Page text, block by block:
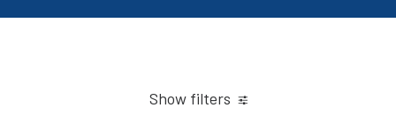
Show filters